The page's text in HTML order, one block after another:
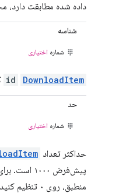
داده شده مطابقت دارد،
شناسه
شماره اختیاری
id DownloadItem
حد
شماره اختیاری
حداکثر تعداد
پیش‌فرض ۱۰۰۰ است. برای بازگرداندن تمام
منطبق، روی ۰ تنظیم کنید. برای نحوه پیمایش نتایج